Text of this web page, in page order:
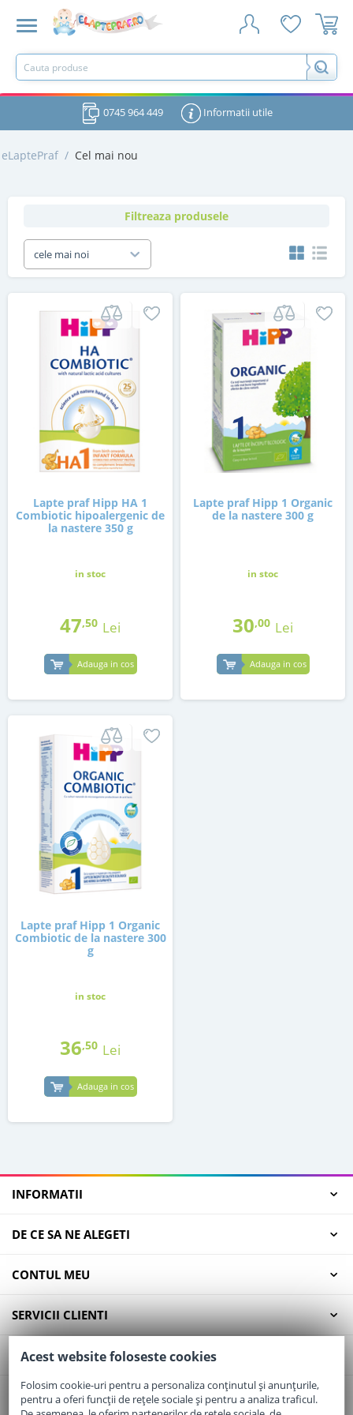
0745 964 449 Informatii utile
eLaptePraf / Cel mai nou
Filtreaza produsele
cele mai noi
Lapte praf Hipp HA 1
Combiotic hipoalergenic de
la nastere 350 g
in stoc
47,50 Lei
Adauga in cos
Lapte praf Hipp 1 Organic
de la nastere 300 g
in stoc
30,00 Lei
Adauga in cos
Lapte praf Hipp 1 Organic
Combiotic de la nastere 300
g
in stoc
36,50 Lei
Adauga in cos
INFORMATII
DE CE SA NE ALEGETI
CONTUL MEU
SERVICII CLIENTI
CONTACT
Email:office@elaptepraf.ro
Acest website foloseste cookies
Folosim cookie-uri pentru a personaliza conținutul și anunțurile,
pentru a oferi funcții de rețele sociale și pentru a analiza traficul.